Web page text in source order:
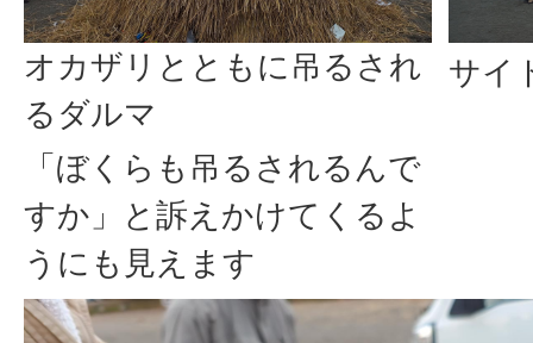
オカザリとともに吊るされ
るダルマ
「ぼくらも吊るされるんで
すか」と訴えかけてくるよ
うにも見えます
サイ